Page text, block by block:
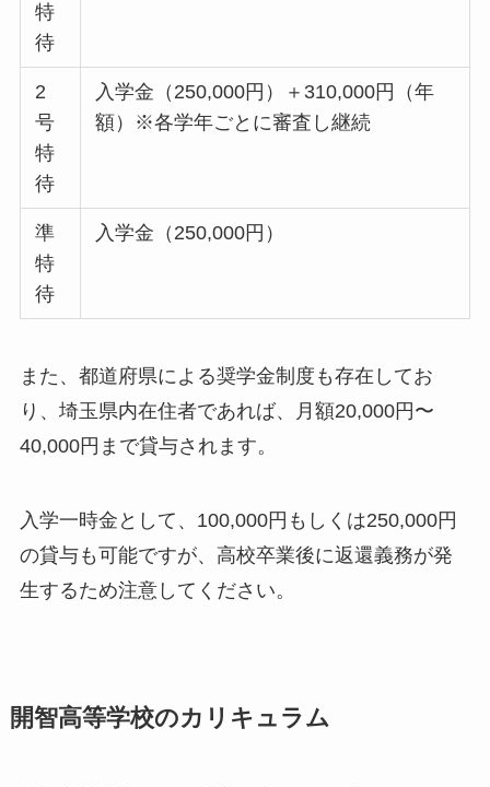
特
待
2
号
特
待
入学金（250,000円）＋310,000円（年
額）※各学年ごとに審査し継続
準
特
待
入学金（250,000円）
また、都道府県による奨学金制度も存在してお
り、埼玉県内在住者であれば、月額20,000円〜
40,000円まで貸与されます。
入学一時金として、100,000円もしくは250,000円
の貸与も可能ですが、高校卒業後に返還義務が発
生するため注意してください。
開智高等学校のカリキュラム